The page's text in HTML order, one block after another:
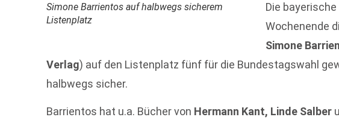
Simone Barrientos auf halbwegs sicherem
Listenplatz
Die bayerische
Wochenende
Simone
Verlag) auf den Listenplatz fünf für die Bundestagswahl
halbwegs sicher.
Barrientos hat u.a. Bücher von Hermann Kant, Linde Salber